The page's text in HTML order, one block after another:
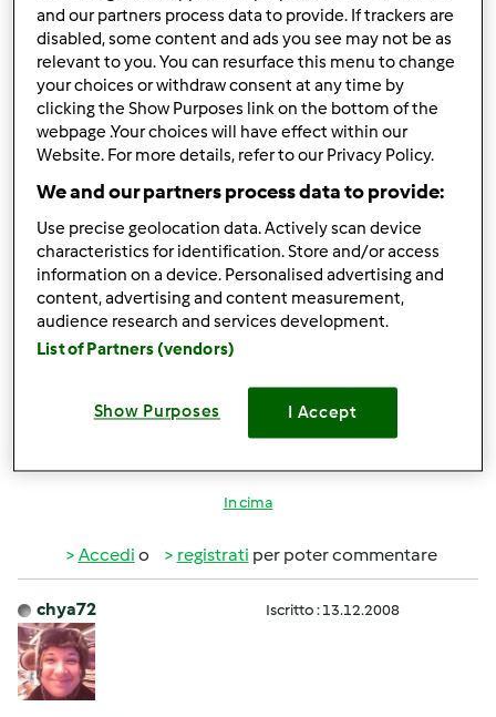
Accedio registrati per poter commentare
irmar Iscritto : 20.08.2022
Gio, 07/27/2023 - 07:09
Per chi vuole il manuale di istruzioni del Bimby TM21, io ce
l'ho. L'avevo trovato in pagina doppia, però l'ho curato
con Photoshop per farlo in pagina singola, togliere le zone
grigie delle fotocopie ecc. perché sia più presentabile
quando uno lo stampa. Così è in formato A5. In pagina
Quindi, quel che vi sta più comodo.
In cima
Accedi o registrati per poter commentare
chya72 Iscritto : 13.12.2008
and our partners process data to provide. If trackers are
disabled, some content and ads you see may not be as
relevant to you. You can resurface this menu to change
your choices or withdraw consent at any time by
clicking the Show Purposes link on the bottom of the
webpage .Your choices will have effect within our
Website. For more details, refer to our Privacy Policy.
We and our partners process data to provide:
Use precise geolocation data. Actively scan device
characteristics for identification. Store and/or access
information on a device. Personalised advertising and
content, advertising and content measurement,
audience research and services development.
List of Partners (vendors)
Show Purposes I Accept